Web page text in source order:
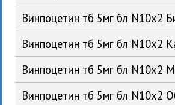
Винпоцетин тб 5мг бл N10x2
Винпоцетин тб 5мг бл N10x2
Винпоцетин тб 5мг бл N10x2
Винпоцетин тб 5мг бл N10x2